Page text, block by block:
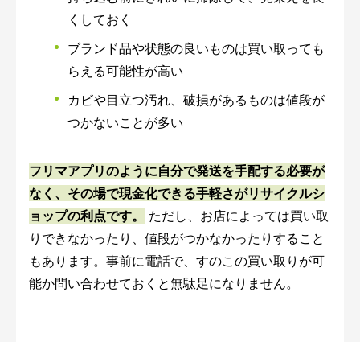
くしておく
ブランド品や状態の良いものは買い取っても
らえる可能性が高い
カビや目立つ汚れ、破損があるものは値段が
つかないことが多い
フリマアプリのように自分で発送を手配する必要が
なく、その場で現金化できる手軽さがリサイクルシ
ョップの利点です。
ただし、お店によっては買い取
りできなかったり、値段がつかなかったりすること
もあります。事前に電話で、すのこの買い取りが可
能か問い合わせておくと無駄足になりません。